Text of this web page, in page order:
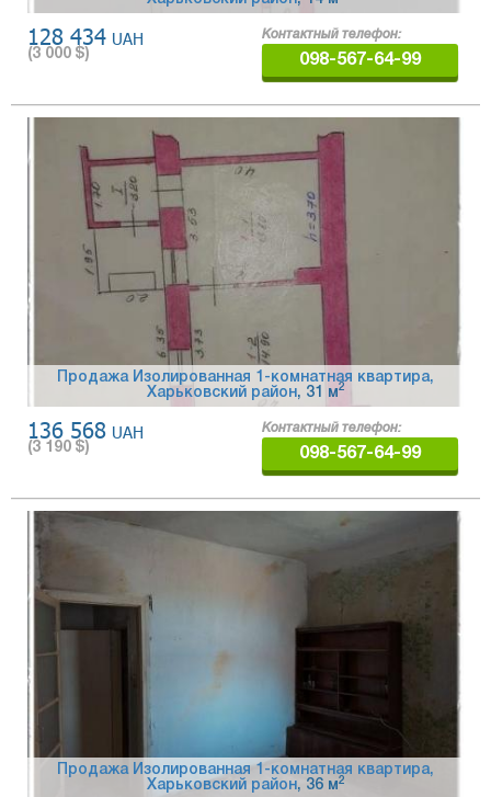
128 434 UAH
(3 000 $)
Контактный телефон:
098-567-64-99
Продажа Изолированная 1-комнатная квартира,
Харьковский район, 31 м2
136 568 UAH
(3 190 $)
Контактный телефон:
098-567-64-99
Продажа Изолированная 1-комнатная квартира,
Харьковский район , 36 м 2